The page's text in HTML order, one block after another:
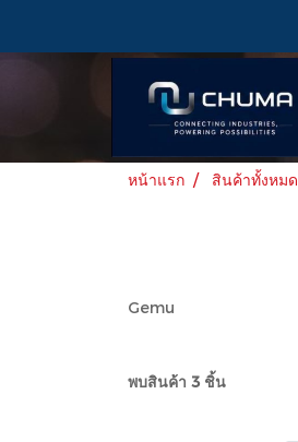
หน้าแรก สินค้าทั้งหมด
Gemu
พบสินค้า 3 ชิ้น